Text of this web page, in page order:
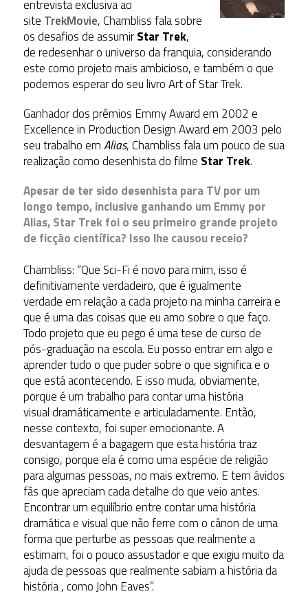
entrevista exclusiva ao
site TrekMovie, Chambliss fala sobre
os desafios de assumirStar Trek,
de redesenhar o universo da franquia, considerando
este como projeto mais ambicioso, e também o que
podemos esperar do seu livro Art of Star Trek.
Ganhador dos prêmios Emmy Award em 2002 e
Excellence in Production Design Award em 2003 pelo
seu trabalho emAlias, Chambliss fala um pouco de sua
realização como desenhista do filme Star Trek.
Apesar de ter sido desenhista para TV por um
longo tempo, inclusive ganhando um Emmy por
Alias, Star Trek foi o seu primeiro grande projeto
de ficção científica? Isso lhe causou receio?
Chambliss: “Que Sci-Fi é novo para mim, isso é
definitivamente verdadeiro, que é igualmente
verdade em relação a cada projeto na minha carreira e
que é uma das coisas que eu amo sobre o que faço.
Todo projeto que eu pego é uma tese de curso de
pós-graduação na escola. Eu posso entrar em algo e
aprender tudo o que puder sobre o que significa e o
que está acontecendo. E isso muda, obviamente,
porque é um trabalho para contar uma história
visual dramáticamente e articuladamente. Então,
nesse contexto, foi super emocionante. A
desvantagem é a bagagem que esta história traz
consigo, porque ela é como uma espécie de religião
para algumas pessoas, no mais extremo. E tem ávidos
fãs que apreciam cada detalhe do que veio antes.
Encontrar um equilíbrio entre contar uma história
dramática e visual que não ferre com o cânon de uma
forma que perturbe as pessoas que realmente a
estimam, foi o pouco assustador e que exigiu muito da
ajuda de pessoas que realmente sabiam a história da
história , como John Eaves”.